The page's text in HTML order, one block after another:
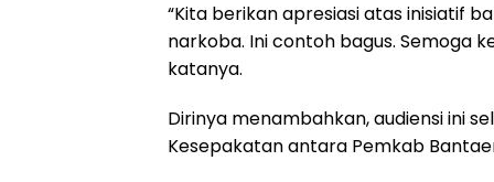
“Kita berikan apresiasi atas inisiatif
narkoba. Ini contoh bagus. Semoga
katanya.
Dirinya menambahkan, audiensi ini
Kesepakatan antara Pemkab